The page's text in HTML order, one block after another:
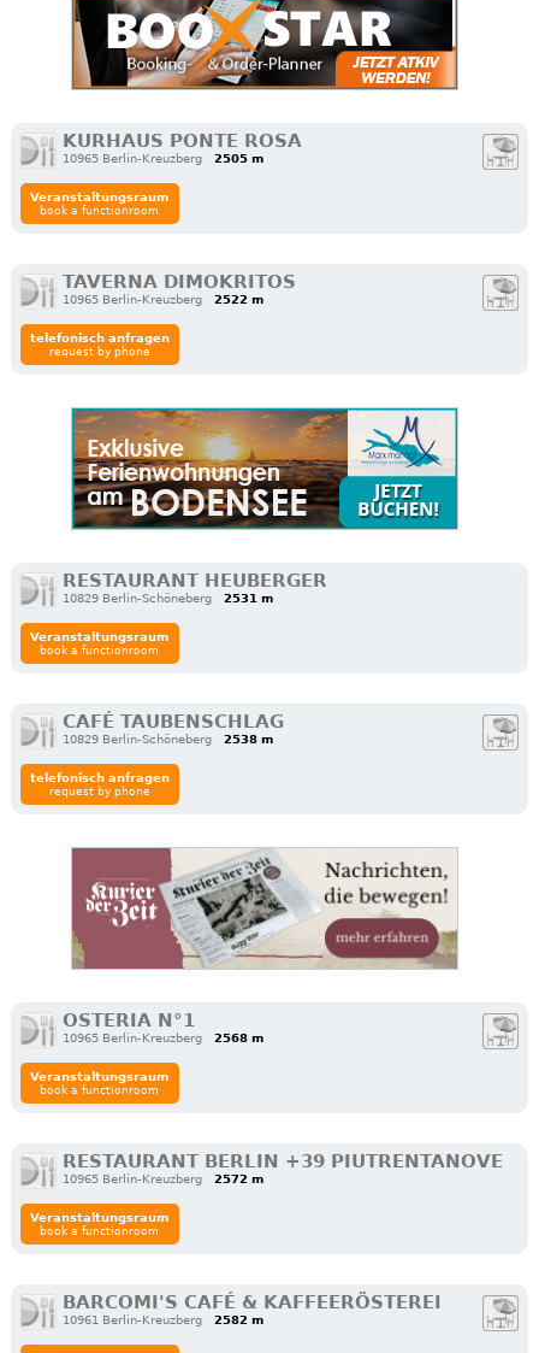
KURHAUS PONTE ROSA
10965 Berlin-Kreuzberg 2505 m
Veranstaltungsraum
book a functionroom
TAVERNA DIMOKRITOS
10965 Berlin-Kreuzberg 2522 m
telefonisch anfragen
request by phone
RESTAURANT HEUBERGER
10829 Berlin-Schöneberg 2531 m
Veranstaltungsraum
book a functionroom
CAFÉ TAUBENSCHLAG
10829 Berlin-Schöneberg 2538 m
telefonisch anfragen
request by phone
OSTERIA N°1
10965 Berlin-Kreuzberg 2568 m
Veranstaltungsraum
book a functionroom
RESTAURANT BERLIN +39 PIUTRENTANOVE
10965 Berlin-Kreuzberg 2572 m
Veranstaltungsraum
book a functionroom
BARCOMI'S CAFÉ & KAFFEERÖSTEREI
10961 Berlin-Kreuzberg 2582 m